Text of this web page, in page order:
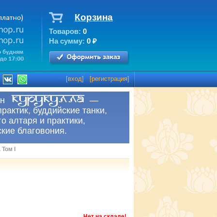
Корзина
Товаров: 0
На сумму: 0 ₽
[вход] [регистрация]
магазин —
буддийские танки,
алтаря и практики,
благовония.
I